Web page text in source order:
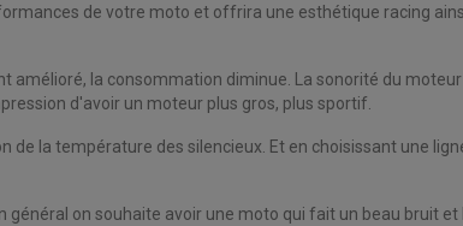
de votre moto et offrira une esthétique racing
amélioré, la consommation diminue. La sonorité du
d'avoir un moteur plus gros, plus sportif.
la température des silencieux. Et en choisissant une
on souhaite avoir une moto qui fait un beau bruit